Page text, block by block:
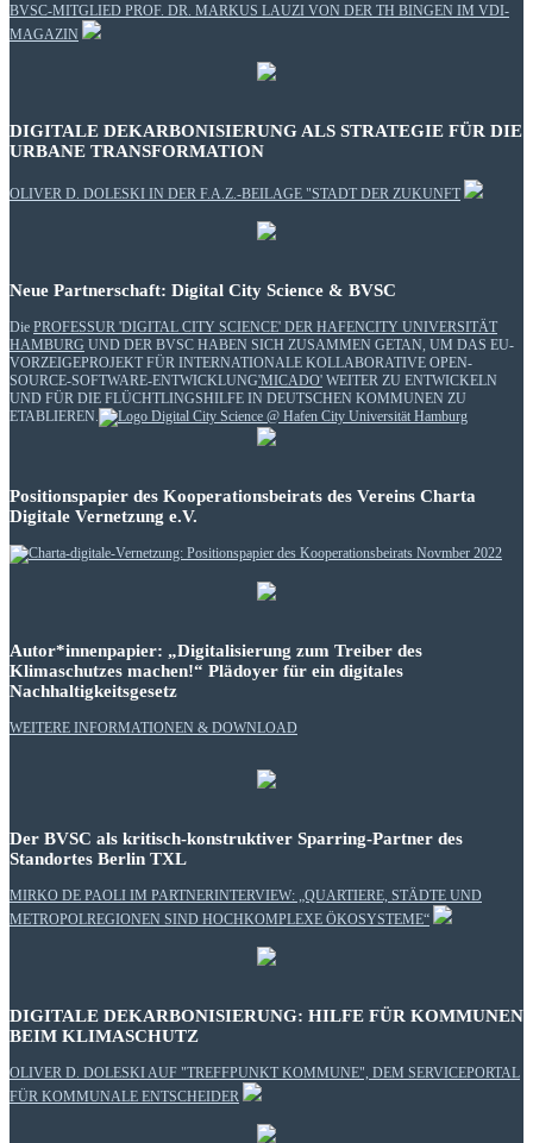
BVSC-MITGLIED PROF. DR. MARKUS LAUZI VON DER TH BINGEN IM VDI-
MAGAZIN
DIGITALE DEKARBONISIERUNG ALS STRATEGIE FÜR DIE
URBANE TRANSFORMATION
OLIVER D. DOLESKI IN DER F.A.Z.-BEILAGE "STADT DER ZUKUNFT
Neue Partnerschaft: Digital City Science & BVSC
Die PROFESSUR 'DIGITAL CITY SCIENCE' DER HAFENCITY UNIVERSITÄT
HAMBURG UND DER BVSC HABEN SICH ZUSAMMEN GETAN, UM DAS EU-
VORZEIGEPROJEKT FÜR INTERNATIONALE KOLLABORATIVE OPEN-
SOURCE-SOFTWARE-ENTWICKLUNG'MICADO' WEITER ZU ENTWICKELN
UND FÜR DIE FLÜCHTLINGSHILFE IN DEUTSCHEN KOMMUNEN ZU
ETABLIEREN.
Positionspapier des Kooperationsbeirats des Vereins Charta
Digitale Vernetzung e.V.
Autor*innenpapier: „Digitalisierung zum Treiber des
Klimaschutzes machen!“ Plädoyer für ein digitales
Nachhaltigkeitsgesetz
WEITERE INFORMATIONEN & DOWNLOAD
Der BVSC als kritisch-konstruktiver Sparring-Partner des
Standortes Berlin TXL
MIRKO DE PAOLI IM PARTNERINTERVIEW: „QUARTIERE, STÄDTE UND
METROPOLREGIONEN SIND HOCHKOMPLEXE ÖKOSYSTEME“
DIGITALE DEKARBONISIERUNG: HILFE FÜR KOMMUNEN
BEIM KLIMASCHUTZ
OLIVER D. DOLESKI AUF "TREFFPUNKT KOMMUNE", DEM SERVICEPORTAL
FÜR KOMMUNALE ENTSCHEIDER